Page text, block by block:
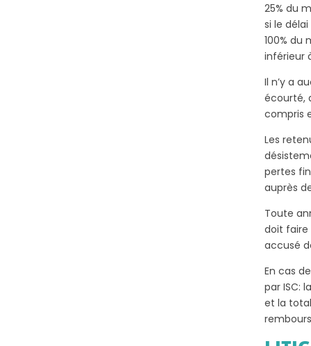
25% du
si le
100% du
inférieur
Il n’y a
écourté,
compris
Les
pertes
auprès
Toute
doit faire
accusé
En cas
par ISC:
et la